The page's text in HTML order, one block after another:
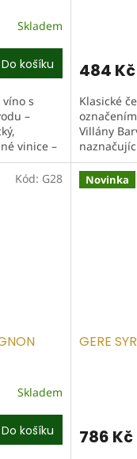
Skladem
Do košíku
s
–
vinice –
Vůně
484 Kč
Klasické
Villány
Aromatika
švestkami,
Skladem
Do košíku
Kód: G28 Novinka
GERE
786 Kč